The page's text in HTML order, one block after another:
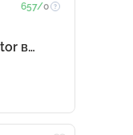
657/0
в